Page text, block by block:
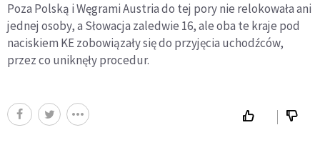
Poza Polską i Węgrami Austria do tej pory nie relokowała ani
jednej osoby, a Słowacja zaledwie 16, ale oba te kraje pod
naciskiem KE zobowiązały się do przyjęcia uchodźców,
przez co uniknęły procedur.